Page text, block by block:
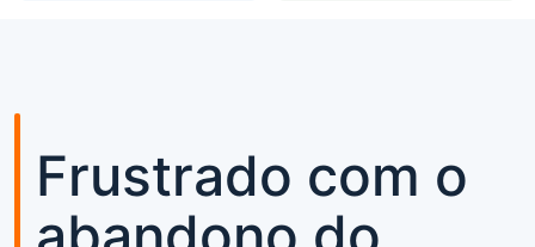
Frustrado com o